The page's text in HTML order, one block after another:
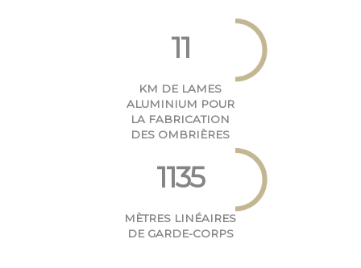
11
KM DE LAMES
ALUMINIUM POUR
LA FABRICATION
DES OMBRIÈRES
1135
MÈTRES LINÉAIRES
DE GARDE-CORPS